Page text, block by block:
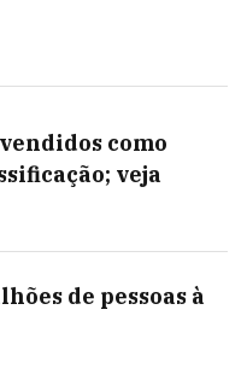
como
veja
de pessoas à